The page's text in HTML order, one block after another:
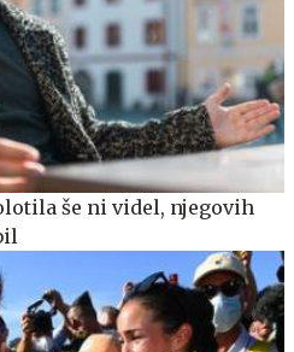
še ni videl, njegovih